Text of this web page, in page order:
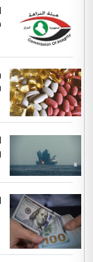
التعليق :
العراقي،
حكومة
الموضوع :
تصدير